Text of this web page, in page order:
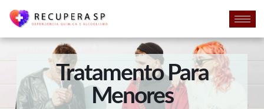
Tratamento Para
Menores